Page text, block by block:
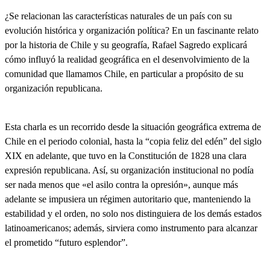
¿Se relacionan las características naturales de un país con su
evolución histórica y organización política? En un fascinante relato
por la historia de Chile y su geografía, Rafael Sagredo explicará
cómo influyó la realidad geográfica en el desenvolvimiento de la
comunidad que llamamos Chile, en particular a propósito de su
organización republicana.
Esta charla es un recorrido desde la situación geográfica extrema de
Chile en el periodo colonial, hasta la “copia feliz del edén” del siglo
XIX en adelante, que tuvo en la Constitución de 1828 una clara
expresión republicana. Así, su organización institucional no podía
ser nada menos que «el asilo contra la opresión», aunque más
adelante se impusiera un régimen autoritario que, manteniendo la
estabilidad y el orden, no solo nos distinguiera de los demás estados
latinoamericanos; además, sirviera como instrumento para alcanzar
el prometido “futuro esplendor”.